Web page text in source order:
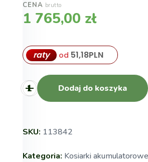
CENA brutto
1 765,00 zł
raty od 51,18PLN
Dodaj do koszyka
SKU: 113842
Kategoria: Kosiarki akumulatorowe